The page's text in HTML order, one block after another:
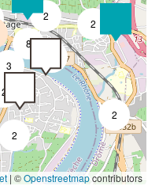
2
2
2
2
2
8
3
| ©Openstreetmapcontributors